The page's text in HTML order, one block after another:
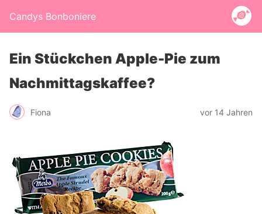
Candys Bonboniere
Ein Stückchen Apple-Pie zum
Nachmittagskaffee?
Fiona vor 14 Jahren